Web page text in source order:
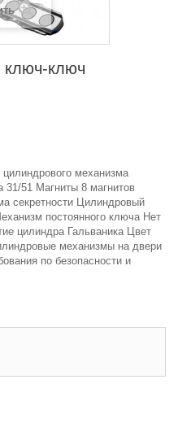
ключ-ключ
механизма
31/51 Магниты 8 магнитов
секретности Цилиндровый
постоянного ключа Нет
цилиндра Гальваника Цвет
механизмы на двери
по безопасности и